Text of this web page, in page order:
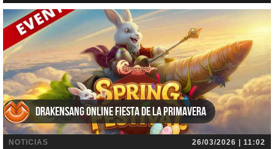
Drakensang Online Fiesta de la primavera
NOTICIAS
26/03/2026 | 11:02